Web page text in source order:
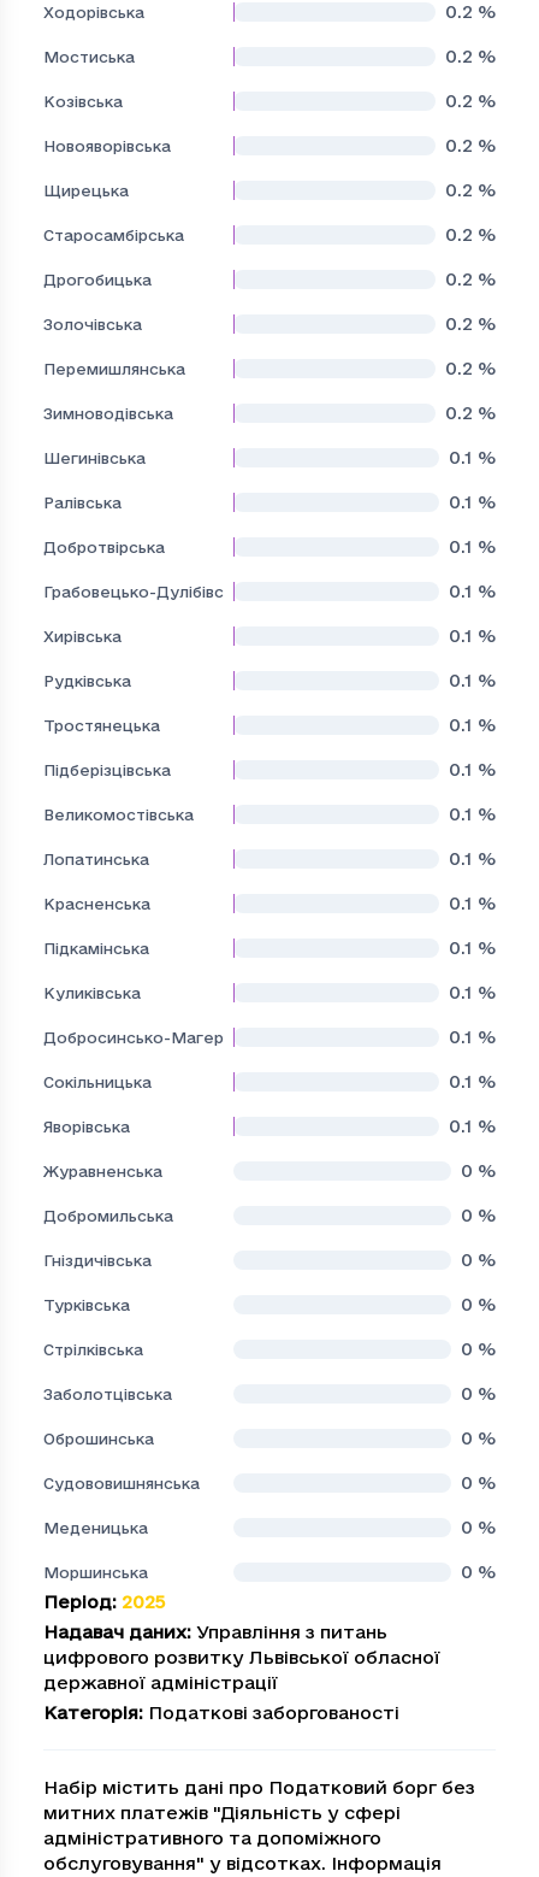
Ходорівська 0.2 %
Мостиська 0.2 %
Козівська 0.2 %
Новояворівська 0.2 %
Щирецька 0.2 %
Старосамбірська 0.2 %
Дрогобицька 0.2 %
Золочівська 0.2 %
Перемишлянська 0.2 %
Зимноводівська 0.2 %
Шегинівська 0.1 %
Ралівська 0.1 %
Добротвірська 0.1 %
Грабовецько-Дулібівська 0.1 %
Хирівська 0.1 %
Рудківська 0.1 %
Тростянецька 0.1 %
Підберізцівська 0.1 %
Великомостівська 0.1 %
Лопатинська 0.1 %
Красненська 0.1 %
Підкамінська 0.1 %
Куликівська 0.1 %
Добросинсько-Магерівська 0.1 %
Сокільницька 0.1 %
Яворівська 0.1 %
Журавненська 0 %
Добромильська 0 %
Гніздичівська 0 %
Турківська 0 %
Стрілківська 0 %
Заболотцівська 0 %
Оброшинська 0 %
Судововишнянська 0 %
Меденицька 0 %
Моршинська 0 %
Період: 2025
Надавач даних: Управління з питань
цифрового розвитку Львівської обласної
державної адміністрації
Категорія: Податкові заборгованості
Набір містить дані про Податковий борг без
митних платежів "Дiяльнiсть у сферi
адмiнiстративного та допомiжного
обслуговування" у відсотках. Інформація